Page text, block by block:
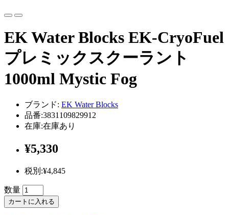
EK Water Blocks EK-CryoFuel
プレミックスクーラント
1000ml Mystic Fog
ブランド: EK Water Blocks
品番:3831109829912
在庫:在庫あり
¥5,330
税別:¥4,845
数量
カートに入れる